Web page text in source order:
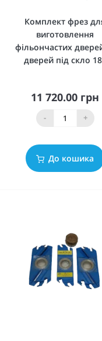
Комплект фрез
виготовлення
фільончастих
дверей під скло
11 720.00 грн
- +
До кошика